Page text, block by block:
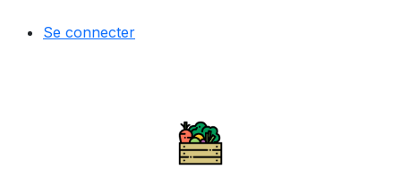
Se connecter